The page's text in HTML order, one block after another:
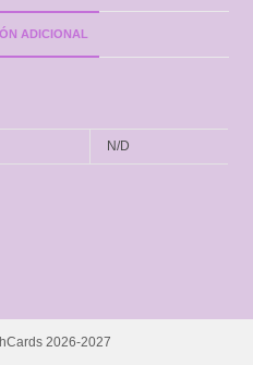
ADICIONAL
N/D
2026-2027